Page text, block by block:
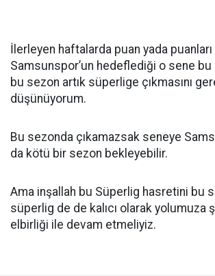
İlerleyen haftalarda puan yada
Samsunspor’un hedeflediği o sene bu
bu sezon artık süperlige çıkmasını
düşünüyorum.
Bu sezonda çıkamazsak seneye
da kötü bir sezon bekleyebilir.
Ama inşallah bu Süperlig hasretini bu
süperlig de de kalıcı olarak yolumuza
elbirliği ile devam etmeliyiz.